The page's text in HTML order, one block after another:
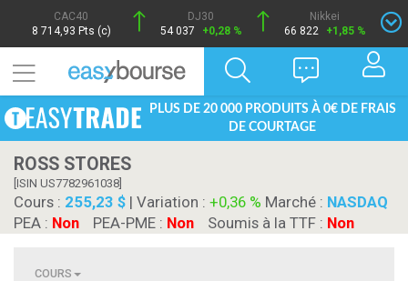
CAC40
8 714,93 Pts (c)
DJ30
54 037
+0,28 %
Nikkei
66 822
+1,85 %
PLUS DE 20 000 PRODUITS À 0€ DE FRAIS
DE COURTAGE
ROSS STORES
[ISIN US7782961038]
Cours : 255,23 $ | Variation : +0,36 % Marché : NASDAQ
PEA : Non PEA-PME : Non Soumis à la TTF : Non
COURS